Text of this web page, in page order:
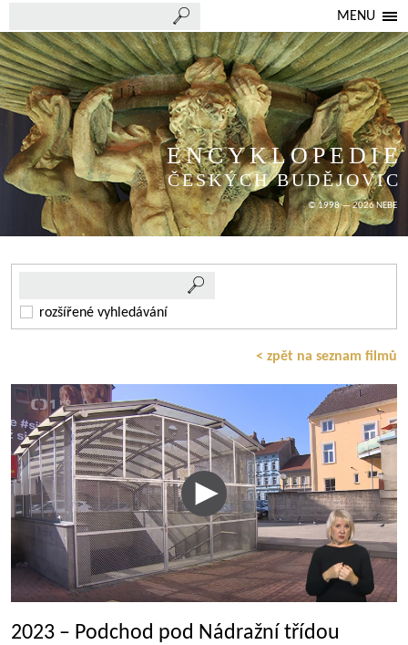
MENU
ENCYKLOPEDIE
ČESKÝCH BUDĚJOVIC
© 1998 — 2026 NEBE
rozšířené vyhledávání
< zpět na seznam filmů
2023 – Podchod pod Nádražní třídou